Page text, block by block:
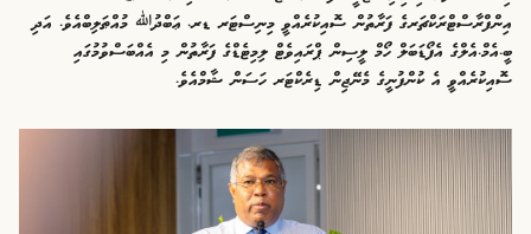
އިންފްރާސްޓްރަކްޗަރގެ ފަރާތުން ސޮއިކުރެއްވީ މިނިސްޓަރ ޑރ. ޢަބްދުﷲ މުއްޠަލިބްއެވެ. އަދި
ބީ.އެމް.އެލްގެ އެފޯޑަބަލް ހޯމް ލީސިން ޕްރައިވެޓް ލިމިޓެޑްގެ ފަރާތުން މި އެއްބަސްވުމުގައި
ސޮއިކުރެއްވީ އެ ކުންފުނީގެ މެނޭޖިން ޑިރެކްޓަރ ހަސަން ޝާމްއެވެ.